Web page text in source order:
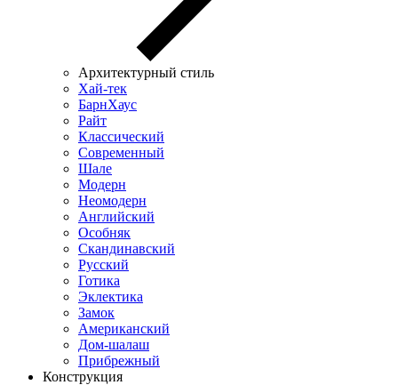
Архитектурный стиль
Хай-тек
БарнХаус
Райт
Классический
Современный
Шале
Модерн
Неомодерн
Английский
Особняк
Скандинавский
Русский
Готика
Эклектика
Замок
Американский
Дом-шалаш
Прибрежный
Конструкция